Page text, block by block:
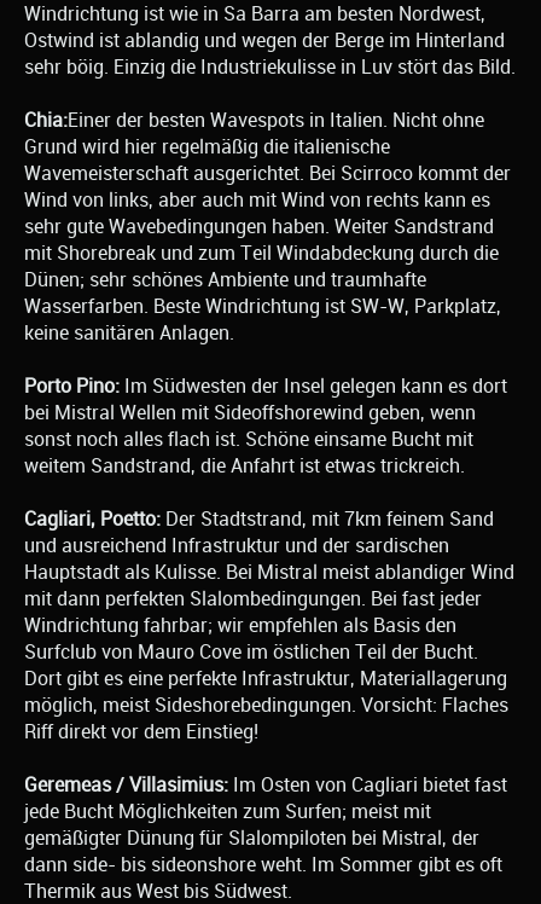
Windrichtung ist wie in Sa Barra am besten Nordwest,
Ostwind ist ablandig und wegen der Berge im Hinterland
sehr böig. Einzig die Industriekulisse in Luv stört das Bild.
Chia:Einer der besten Wavespots in Italien. Nicht ohne
Grund wird hier regelmäßig die italienische
Wavemeisterschaft ausgerichtet. Bei Scirroco kommt der
Wind von links, aber auch mit Wind von rechts kann es
sehr gute Wavebedingungen haben. Weiter Sandstrand
mit Shorebreak und zum Teil Windabdeckung durch die
Dünen; sehr schönes Ambiente und traumhafte
Wasserfarben. Beste Windrichtung ist SW-W, Parkplatz,
keine sanitären Anlagen.
Porto Pino: Im Südwesten der Insel gelegen kann es dort
bei Mistral Wellen mit Sideoffshorewind geben, wenn
sonst noch alles flach ist. Schöne einsame Bucht mit
weitem Sandstrand, die Anfahrt ist etwas trickreich.
Cagliari, Poetto: Der Stadtstrand, mit 7km feinem Sand
und ausreichend Infrastruktur und der sardischen
Hauptstadt als Kulisse. Bei Mistral meist ablandiger Wind
mit dann perfekten Slalombedingungen. Bei fast jeder
Windrichtung fahrbar; wir empfehlen als Basis den
Surfclub von Mauro Cove im östlichen Teil der Bucht.
Dort gibt es eine perfekte Infrastruktur, Materiallagerung
möglich, meist Sideshorebedingungen. Vorsicht: Flaches
Riff direkt vor dem Einstieg!
Geremeas / Villasimius: Im Osten von Cagliari bietet fast
jede Bucht Möglichkeiten zum Surfen; meist mit
gemäßigter Dünung für Slalompiloten bei Mistral, der
dann side- bis sideonshore weht. Im Sommer gibt es oft
Thermik aus West bis Südwest.